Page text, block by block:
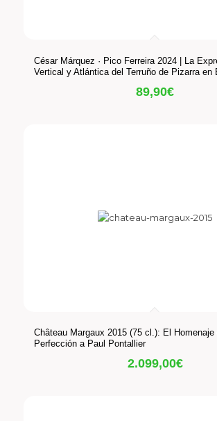
César Márquez · Pico Ferreira 2024 | La
Vertical y Atlántica del Terruño de Pizarra en
89,90€
Château Margaux 2015 (75 cl.): El Homenaje
Perfección a Paul Pontallier
2.099,00€